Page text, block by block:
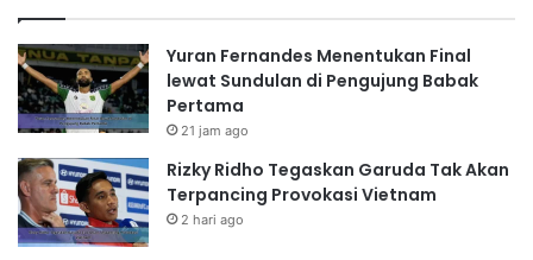
Yuran Fernandes Menentukan Final
lewat Sundulan di Pengujung Babak
Pertama
21 jam ago
Rizky Ridho Tegaskan Garuda Tak Akan
Terpancing Provokasi Vietnam
2 hari ago